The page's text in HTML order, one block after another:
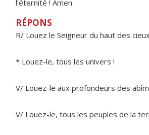
l’éternité ! Amen.
RÉPONS
R/ Louez le Seigneur du haut des
* Louez-le, tous les univers !
V/ Louez-le aux profondeurs des
V/ Louez-le, tous les peuples de la